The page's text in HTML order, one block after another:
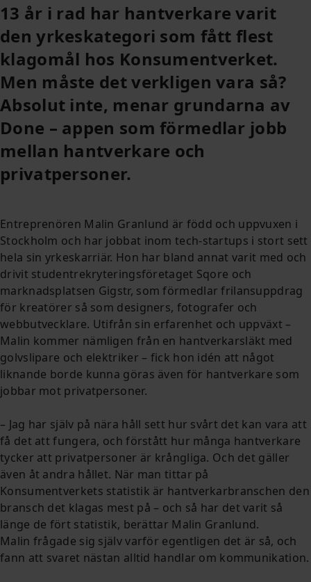
13 år i rad har hantverkare varit
den yrkeskategori som fått flest
klagomål hos Konsumentverket.
Men måste det verkligen vara så?
Absolut inte, menar grundarna av
Done – appen som förmedlar jobb
mellan hantverkare och
privatpersoner.
Entreprenören Malin Granlund är född och uppvuxen i
Stockholm och har jobbat inom tech-startups i stort sett
hela sin yrkeskarriär. Hon har bland annat varit med och
drivit studentrekryteringsföretaget Sqore och
marknadsplatsen Gigstr, som förmedlar frilansuppdrag
för kreatörer så som designers, fotografer och
webbutvecklare. Utifrån sin erfarenhet och uppväxt –
Malin kommer nämligen från en hantverkarsläkt med
golvslipare och elektriker – fick hon idén att något
liknande borde kunna göras även för hantverkare som
jobbar mot privatpersoner.
– Jag har själv på nära håll sett hur svårt det kan vara att
få det att fungera, och förstått hur många hantverkare
tycker att privatpersoner är krångliga. Och det gäller
även åt andra hållet. När man tittar på
Konsumentverkets statistik är hantverkarbranschen den
bransch det klagas mest på – och så har det varit så
länge de fört statistik, berättar Malin Granlund.
Malin frågade sig själv varför egentligen det är så, och
fann att svaret nästan alltid handlar om kommunikation.